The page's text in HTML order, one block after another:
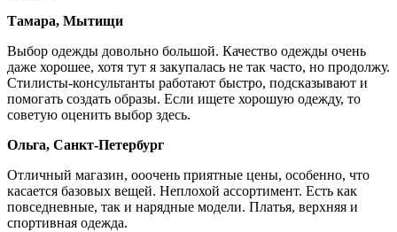
Тамара, Мытищи
Выбор одежды довольно большой. Качество одежды очень
даже хорошее, хотя тут я закупалась не так часто, но продолжу.
Стилисты-консультанты работают быстро, подсказывают и
помогать создать образы. Если ищете хорошую одежду, то
советую оценить выбор здесь.
Ольга, Санкт-Петербург
Отличный магазин, ооочень приятные цены, особенно, что
касается базовых вещей. Неплохой ассортимент. Есть как
повседневные, так и нарядные модели. Платья, верхняя и
спортивная одежда.